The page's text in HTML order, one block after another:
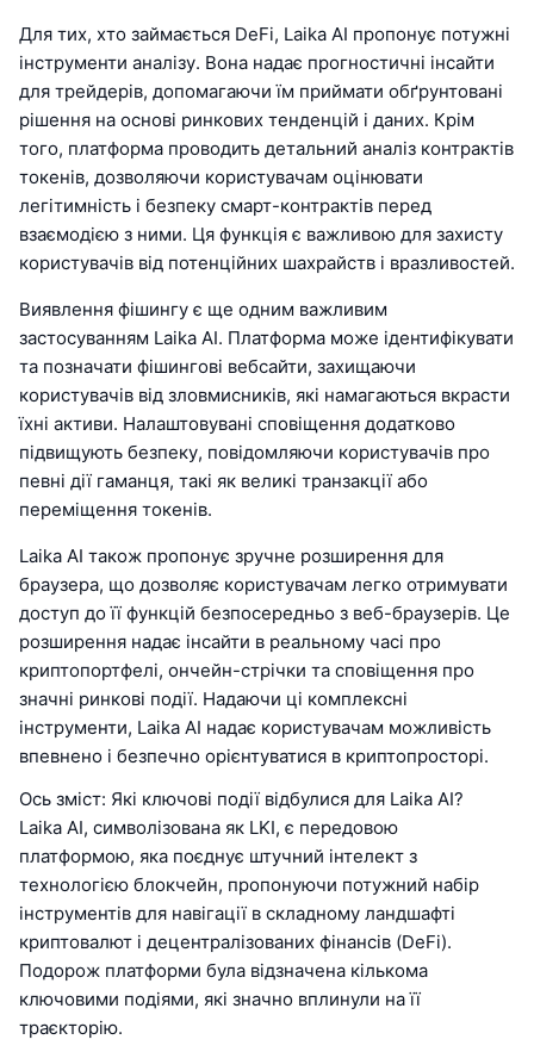
Для тих, хто займається DeFi, Laika AI пропонує потужні
інструменти аналізу. Вона надає прогностичні інсайти
для трейдерів, допомагаючи їм приймати обґрунтовані
рішення на основі ринкових тенденцій і даних. Крім
того, платформа проводить детальний аналіз контрактів
токенів, дозволяючи користувачам оцінювати
легітимність і безпеку смарт-контрактів перед
взаємодією з ними. Ця функція є важливою для захисту
користувачів від потенційних шахрайств і вразливостей.
Виявлення фішингу є ще одним важливим
застосуванням Laika AI. Платформа може ідентифікувати
та позначати фішингові вебсайти, захищаючи
користувачів від зловмисників, які намагаються вкрасти
їхні активи. Налаштовувані сповіщення додатково
підвищують безпеку, повідомляючи користувачів про
певні дії гаманця, такі як великі транзакції або
переміщення токенів.
Laika AI також пропонує зручне розширення для
браузера, що дозволяє користувачам легко отримувати
доступ до її функцій безпосередньо з веб-браузерів. Це
розширення надає інсайти в реальному часі про
криптопортфелі, ончейн-стрічки та сповіщення про
значні ринкові події. Надаючи ці комплексні
інструменти, Laika AI надає користувачам можливість
впевнено і безпечно орієнтуватися в криптопросторі.
Ось зміст: Які ключові події відбулися для Laika AI?
Laika AI, символізована як LKI, є передовою
платформою, яка поєднує штучний інтелект з
технологією блокчейн, пропонуючи потужний набір
інструментів для навігації в складному ландшафті
криптовалют і децентралізованих фінансів (DeFi).
Подорож платформи була відзначена кількома
ключовими подіями, які значно вплинули на її
траєкторію.